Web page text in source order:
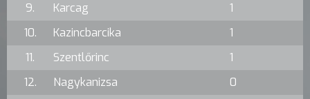
9.
Karcag
1
10.
Kazincbarcika
1
11.
Szentlőrinc
1
12.
Nagykanizsa
0